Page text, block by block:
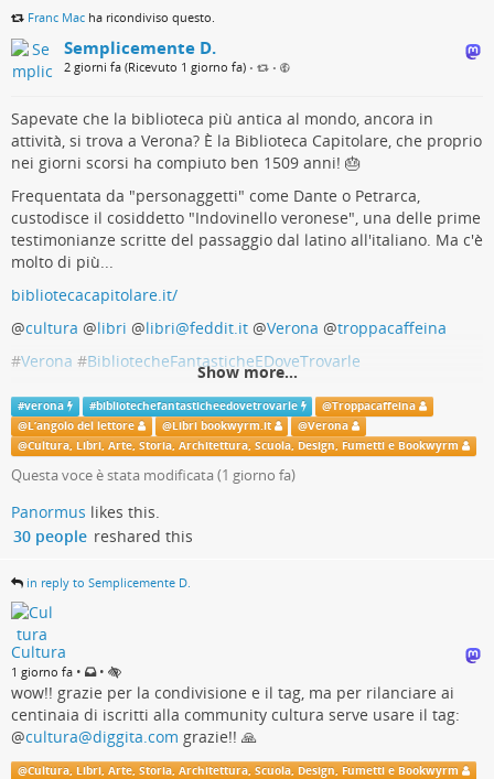
er and Wastewater Sector PLCs
CISA Advisory AA26-097A (campagna ICS legata all'I
ran)
doLogin (bc206f6) clear session info when switching user...
GitHub
Franc Mac ha ricondiviso questo.
Semplicemente D.
2 giorni fa (Ricevuto 1 giorno fa) • •
Sapevate che la biblioteca più antica al mondo, ancora in
attività, si trova a Verona? È la Biblioteca Capitolare, che proprio
nei giorni scorsi ha compiuto ben 1509 anni! 🎂
Frequentata da "personaggetti" come Dante o Petrarca,
custodisce il cosiddetto "Indovinello veronese", una delle prime
testimonianze scritte del passaggio dal latino all'italiano. Ma c'è
molto di più...
bibliotecacapitolare.it/
@cultura @libri @libri@feddit.it @Verona @troppacaffeina
#Verona #BibliotecheFantasticheEDoveTrovarle
La biblioteca più antica del mondo | Biblioteca
Capitolare di Verona
La Regina delle collezioni Ecclesiastiche, così definita per la preziosità dei
bibliotecacapitolare.it
Show more...
#verona #bibliotechefantasticheedovetrovarle @Troppacaffeina
@L’angolo del lettore @Libri bookwyrm.it @Verona
@Cultura, Libri, Arte, Storia, Architettura, Scuola, Design, Fumetti e Bookwyrm
Questa voce è stata modificata (1 giorno fa)
Panormus likes this.
30 people reshared this
in reply to Semplicemente D.
Cultura
1 giorno fa • •
wow!! grazie per la condivisione e il tag, ma per rilanciare ai
centinaia di iscritti alla community cultura serve usare il tag:
@cultura@diggita.com grazie!! 🙏
@Cultura, Libri, Arte, Storia, Architettura, Scuola, Design, Fumetti e Bookwyrm